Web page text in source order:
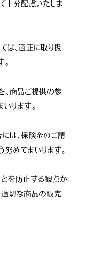
十分配慮いたしま
は、適正に取り扱
。
、商品ご提供の参
ります。
には､保険金のご請
努めてまいります｡
とを防止する観点か
適切な商品の販売